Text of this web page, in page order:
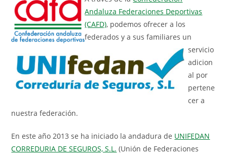
Andaluza Federaciones Deportivas
(CAFD), podemos ofrecer a los
federados y a sus familiares un
servicio
adicion
al por
pertene
cer a
nuestra federación.
En este año 2013 se ha iniciado la andadura de UNIFEDAN
CORREDURIA DE SEGUROS, S.L. (Unión de Federaciones